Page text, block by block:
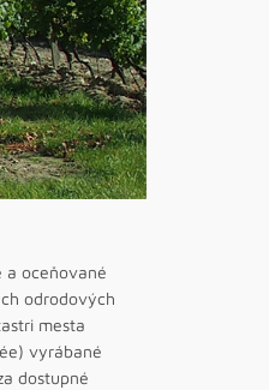
a oceňované
odrodových
mesta
vyrábané
dostupné